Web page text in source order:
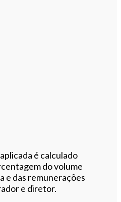
é calculado
do volume
e das remunerações
e diretor.